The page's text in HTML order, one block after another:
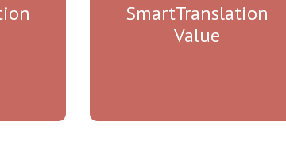
SmartTranslation
Value